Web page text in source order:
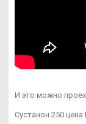
И это можно
Сустанон 250